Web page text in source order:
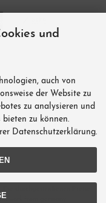
from germany.
und
auch von
der Website zu
zu analysieren und
zu können.
Datenschutzerklärung.